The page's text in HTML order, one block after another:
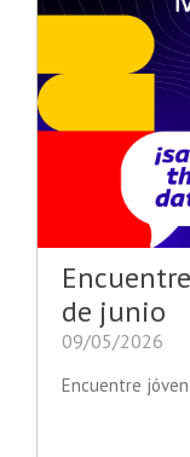
de junio
09/05/2026
Encuentre